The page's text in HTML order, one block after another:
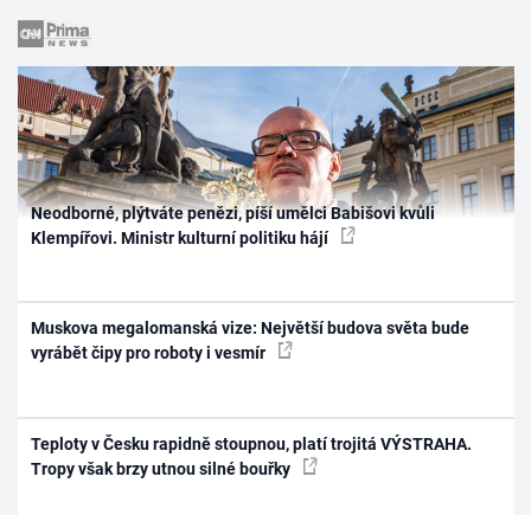
Neodborné, plýtváte penězi, píší umělci Babišovi kvůli
Klempířovi. Ministr kulturní politiku hájí
Muskova megalomanská vize: Největší budova světa bude
vyrábět čipy pro roboty i vesmír
Teploty v Česku rapidně stoupnou, platí trojitá VÝSTRAHA.
Tropy však brzy utnou silné bouřky